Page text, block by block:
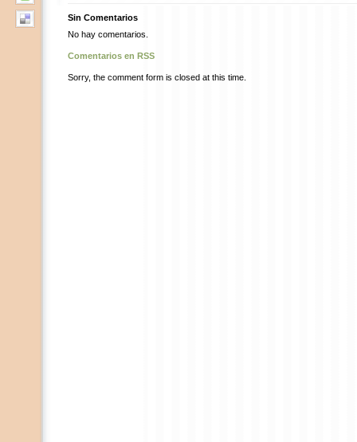
Sin Comentarios
No hay comentarios.
Comentarios en RSS
Sorry, the comment form is closed at this time.